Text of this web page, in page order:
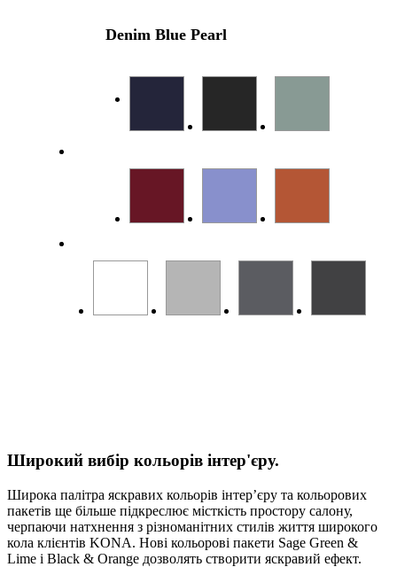
Denim Blue Pearl
Широкий вибір кольорів інтер'єру.
Широка палітра яскравих кольорів інтер’єру та кольорових
пакетів ще більше підкреслює місткість простору салону,
черпаючи натхнення з різноманітних стилів життя широкого
кола клієнтів KONA. Нові кольорові пакети Sage Green &
Lime і Black & Orange дозволять створити яскравий ефект.